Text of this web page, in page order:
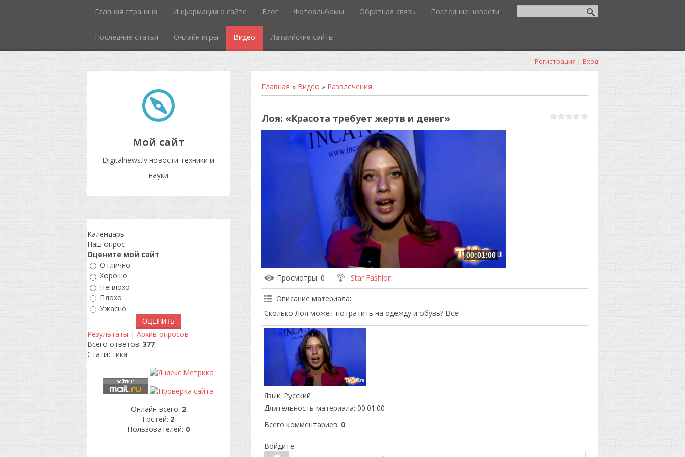
Главная страница Информация о сайте Блог Фотоальбомы Обратная связь Последние новости
Последние статьи Онлайн игры Видео Латвийские сайты
Регистрация | Вход
Мой сайт
Digitalnews.lv новости техники и
науки
Главная » Видео » Развлечения
Лоя: «Красота требует жертв и денег»
00:01:00
Просмотры: 0 Star Fashion
Описание материала:
Сколько Лоя может потратить на одежду и обувь? Всё!
Язык: Русский
Длительность материала: 00:01:00
Всего комментариев: 0
Войдите:
Календарь
Наш опрос
Оцените мой сайт
Отлично
Хорошо
Неплохо
Плохо
Ужасно
Результаты | Архив опросов
Всего ответов: 377
Статистика
Онлайн всего: 2
Гостей: 2
Пользователей: 0